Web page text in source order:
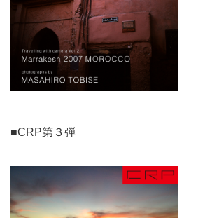
■CRP第３弾